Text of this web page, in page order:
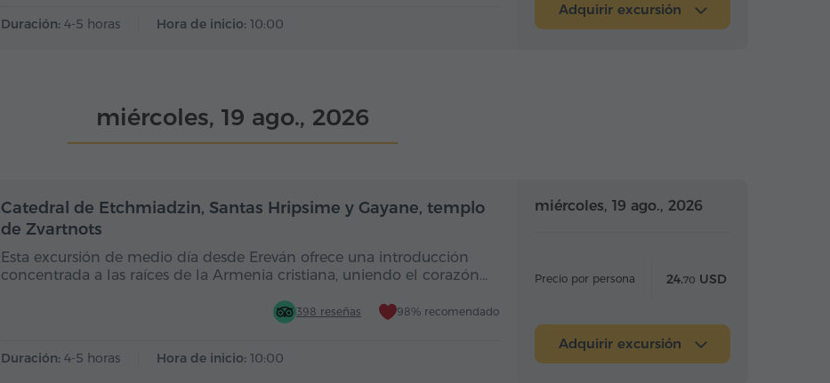
Duración: 4-5 horas Hora de inicio: 10:00
Adquirir excursión
miércoles, 19 ago., 2026
Medio día Medio día
Catedral de Etchmiadzin, Santas Hripsime y Gayane, templo
de Zvartnots
Esta excursión de medio día desde Ereván ofrece una introducción
concentrada a las raíces de la Armenia cristiana, uniendo el corazón…
398 reseñas 98% recomendado
Duración: 4-5 horas Hora de inicio: 10:00
miércoles, 19 ago., 2026
Precio por persona 24.70 USD
Adquirir excursión